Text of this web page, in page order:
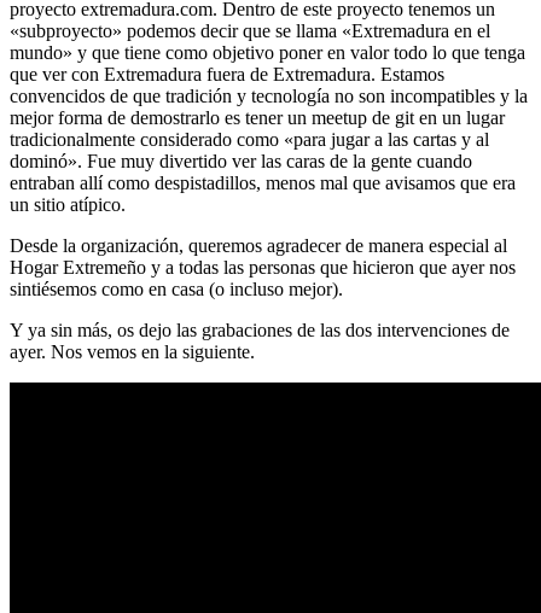
proyecto extremadura.com. Dentro de este proyecto tenemos un
«subproyecto» podemos decir que se llama «Extremadura en el
mundo» y que tiene como objetivo poner en valor todo lo que tenga
que ver con Extremadura fuera de Extremadura. Estamos
convencidos de que tradición y tecnología no son incompatibles y la
mejor forma de demostrarlo es tener un meetup de git en un lugar
tradicionalmente considerado como «para jugar a las cartas y al
dominó». Fue muy divertido ver las caras de la gente cuando
entraban allí como despistadillos, menos mal que avisamos que era
un sitio atípico.
Desde la organización, queremos agradecer de manera especial al
Hogar Extremeño y a todas las personas que hicieron que ayer nos
sintiésemos como en casa (o incluso mejor).
Y ya sin más, os dejo las grabaciones de las dos intervenciones de
ayer. Nos vemos en la siguiente.